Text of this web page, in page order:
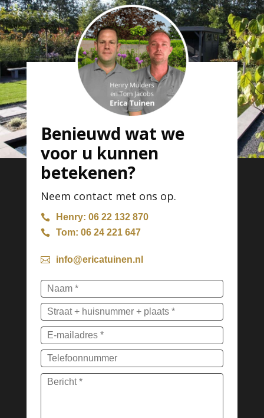
Benieuwd wat we
voor u kunnen
betekenen?
Neem contact met ons op.
 Henry: 06 22 132 870
 Tom: 06 24 221 647
 info@ericatuinen.nl